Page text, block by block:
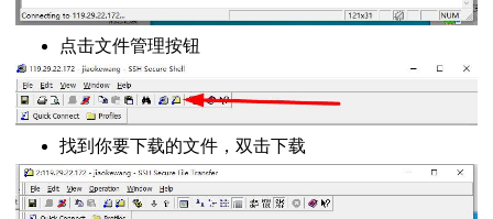
点击文件管理按钮
找到你要下载的文件，双击下载